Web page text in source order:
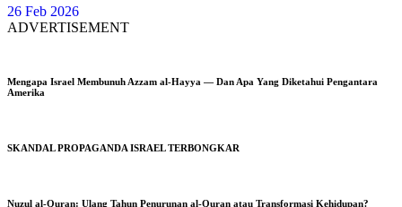
26 Feb 2026
ADVERTISEMENT
Mengapa Israel Membunuh Azzam al-Hayya — Dan Apa Yang Diketahui Pengantara
Amerika
SKANDAL PROPAGANDA ISRAEL TERBONGKAR
Nuzul al-Quran: Ulang Tahun Penurunan al-Quran atau Transformasi Kehidupan?